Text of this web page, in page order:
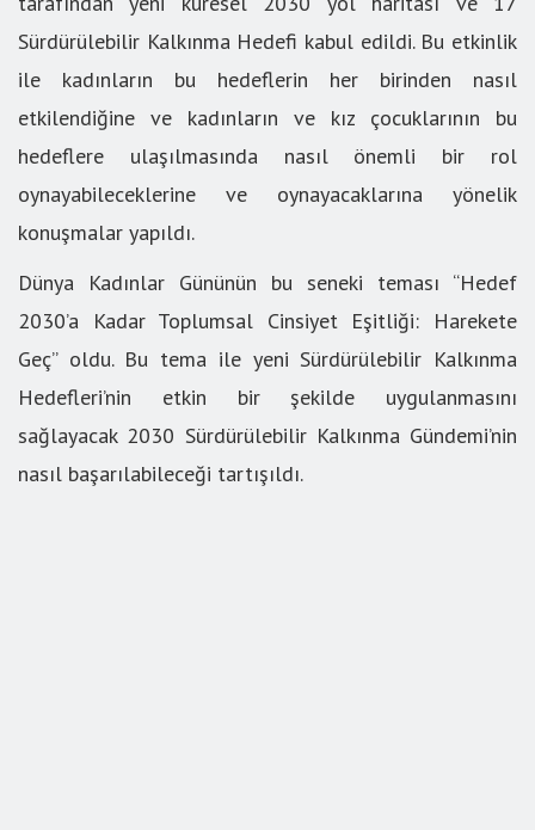
Sürdürülebilir Kalkınma Hedefi kabul edildi. Bu etkinlik
ile kadınların bu hedeflerin her birinden nasıl
etkilendiğine ve kadınların ve kız çocuklarının bu
hedeflere ulaşılmasında nasıl önemli bir rol
oynayabileceklerine ve oynayacaklarına yönelik
konuşmalar yapıldı.
Dünya Kadınlar Gününün bu seneki teması “Hedef
2030’a Kadar Toplumsal Cinsiyet Eşitliği: Harekete
Geç” oldu. Bu tema ile yeni Sürdürülebilir Kalkınma
Hedefleri’nin etkin bir şekilde uygulanmasını
sağlayacak 2030 Sürdürülebilir Kalkınma Gündemi’nin
nasıl başarılabileceği tartışıldı.